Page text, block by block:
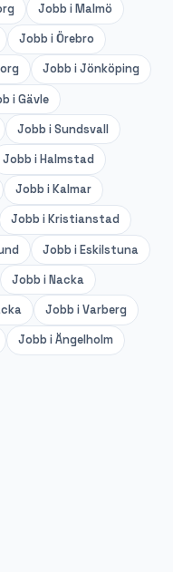
Jobb iMalmö
Jobb iÖrebro
Jobb iJönköping
iGävle
Jobb iSundsvall
Jobb iHalmstad
Jobb iKalmar
Jobb iKristianstad
Jobb iEskilstuna
Jobb iNacka
Jobb iVarberg
Jobb iÄngelholm